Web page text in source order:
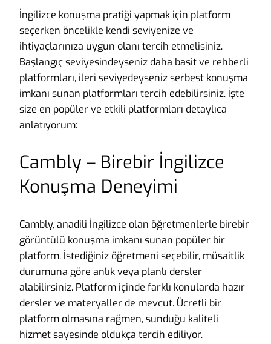
İngilizce konuşma pratiği yapmak için platform
seçerken öncelikle kendi seviyenize ve
ihtiyaçlarınıza uygun olanı tercih etmelisiniz.
Başlangıç seviyesindeyseniz daha basit ve rehberli
platformları, ileri seviyedeyseniz serbest konuşma
imkanı sunan platformları tercih edebilirsiniz. İşte
size en popüler ve etkili platformları detaylıca
anlatıyorum:
Cambly – Birebir İngilizce
Konuşma Deneyimi
Cambly, anadili İngilizce olan öğretmenlerle birebir
görüntülü konuşma imkanı sunan popüler bir
platform. İstediğiniz öğretmeni seçebilir, müsaitlik
durumuna göre anlık veya planlı dersler
alabilirsiniz. Platform içinde farklı konularda hazır
dersler ve materyaller de mevcut. Ücretli bir
platform olmasına rağmen, sunduğu kaliteli
hizmet sayesinde oldukça tercih ediliyor.